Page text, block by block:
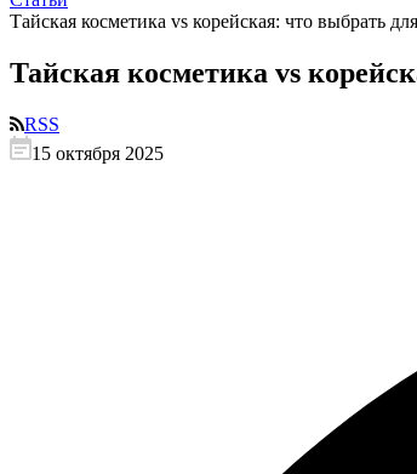
Тайская косметика vs корейская: что выбрать
Тайская косметика vs
RSS
15 октября 2025